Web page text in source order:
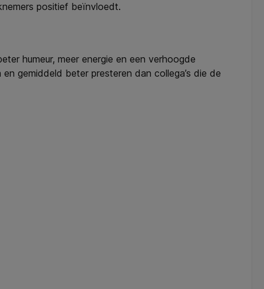
positief beïnvloedt.
humeur, meer energie en een verhoogde
gemiddeld beter presteren dan collega’s die de